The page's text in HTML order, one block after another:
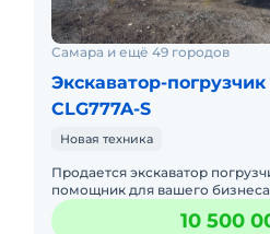
Самара и ещё 49 городов
Экскаватор-
CLG777A-S
Новая техника
Продается экскаватор
помощник для вашего
для строительства, сельского
коммунального и дор10 500